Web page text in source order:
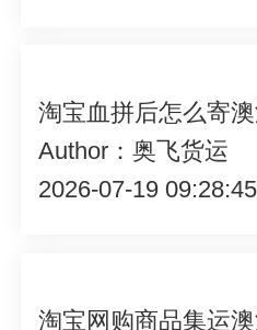
Author：奥飞货运
2026-07-19 09:28:45